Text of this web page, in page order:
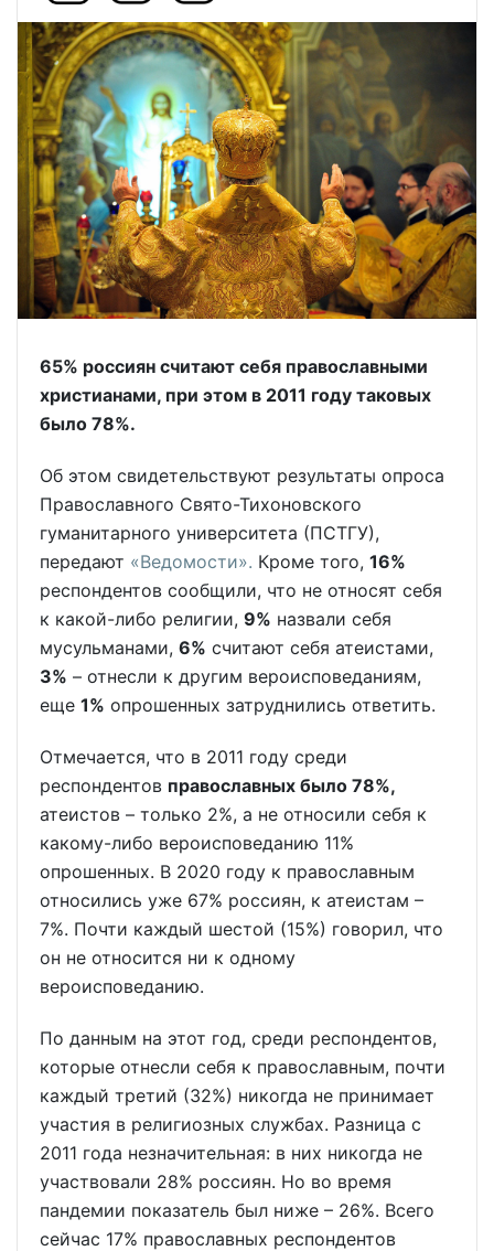
65% россиян считают себя православными
христианами, при этом в 2011 году таковых
было 78%.
Об этом свидетельствуют результаты опроса
Православного Свято-Тихоновского
гуманитарного университета (ПСТГУ),
передают «Ведомости». Кроме того, 16%
респондентов сообщили, что не относят себя
к какой-либо религии, 9% назвали себя
мусульманами, 6% считают себя атеистами,
3% – отнесли к другим вероисповеданиям,
еще 1% опрошенных затруднились ответить.
Отмечается, что в 2011 году среди
респондентов православных было 78%,
атеистов – только 2%, а не относили себя к
какому-либо вероисповеданию 11%
опрошенных. В 2020 году к православным
относились уже 67% россиян, к атеистам –
7%. Почти каждый шестой (15%) говорил, что
он не относится ни к одному
вероисповеданию.
По данным на этот год, среди респондентов,
которые отнесли себя к православным, почти
каждый третий (32%) никогда не принимает
участия в религиозных службах. Разница с
2011 года незначительная: в них никогда не
участвовали 28% россиян. Но во время
пандемии показатель был ниже – 26%. Всего
сейчас 17% православных респондентов